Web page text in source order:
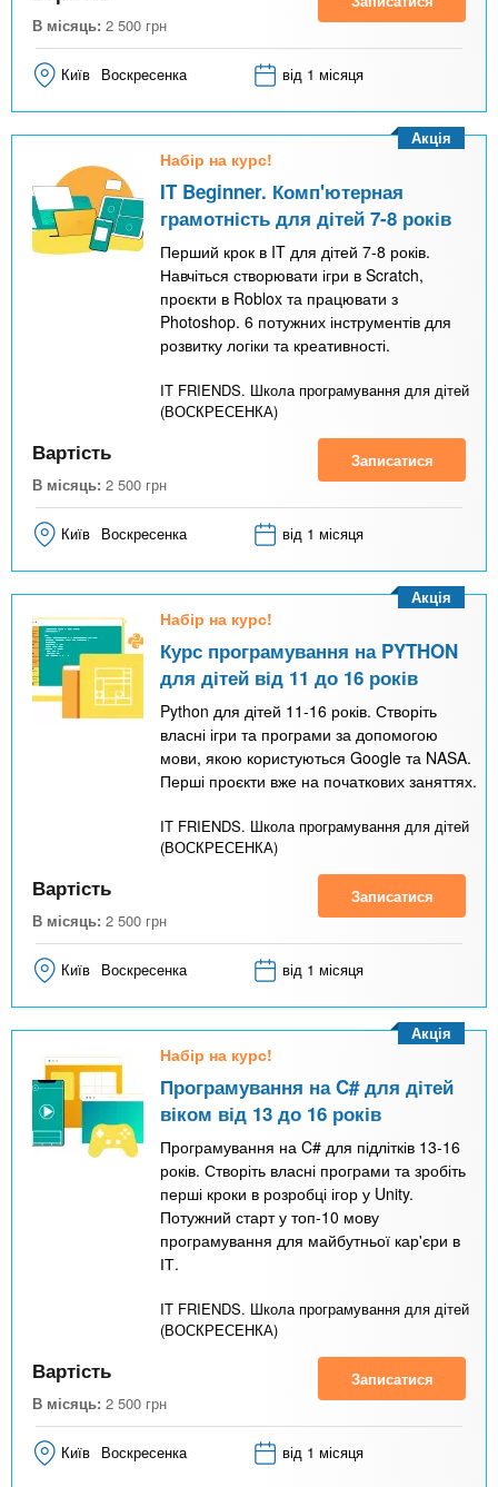
В місяць: 2 500 грн
Київ Воскресенка від 1 місяця
Набір на курс!
IT Beginner. Комп'ютерная
грамотність для дітей 7-8 років
Перший крок в IT для дітей 7-8 років.
Навчіться створювати ігри в Scratch,
проєкти в Roblox та працювати з
Photoshop. 6 потужних інструментів для
розвитку логіки та креативності.
IT FRIENDS. Школа програмування для дітей
(ВОСКРЕСЕНКА)
Акція
Вартість
В місяць: 2 500 грн
Записатися
Київ Воскресенка від 1 місяця
Набір на курс!
Курс програмування на PYTHON
для дітей від 11 до 16 років
Python для дітей 11-16 років. Створіть
власні ігри та програми за допомогою
мови, якою користуються Google та NASA.
Перші проєкти вже на початкових заняттях.
IT FRIENDS. Школа програмування для дітей
(ВОСКРЕСЕНКА)
Акція
Вартість
В місяць: 2 500 грн
Записатися
Київ Воскресенка від 1 місяця
Набір на курс!
Програмування на C# для дітей
віком від 13 до 16 років
Програмування на C# для підлітків 13-16
років. Створіть власні програми та зробіть
перші кроки в розробці ігор у Unity.
Потужний старт у топ-10 мову
програмування для майбутньої кар'єри в
ІТ.
IT FRIENDS. Школа програмування для дітей
(ВОСКРЕСЕНКА)
Акція
Вартість
В місяць: 2 500 грн
Записатися
Київ Воскресенка від 1 місяця